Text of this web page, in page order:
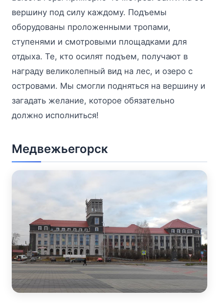
вершину под силу каждому. Подъемы
оборудованы проложенными тропами,
ступенями и смотровыми площадками для
отдыха. Те, кто осилят подъем, получают в
награду великолепный вид на лес, и озеро с
островами. Мы смогли подняться на вершину и
загадать желание, которое обязательно
должно исполниться!
Медвежьегорск